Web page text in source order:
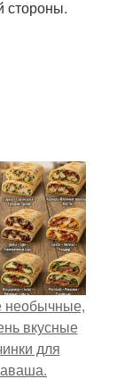
стороны.
вкусные
для